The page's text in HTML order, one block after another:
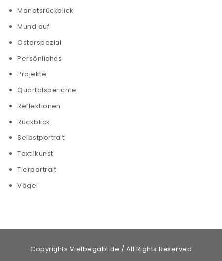
Monatsrückblick
Mund auf
Osterspezial
Persönliches
Projekte
Quartalsberichte
Reflektionen
Rückblick
Selbstportrait
Textilkunst
Tierportrait
Vögel
Copyrights Vielbegabt.de / All Rights Reserved